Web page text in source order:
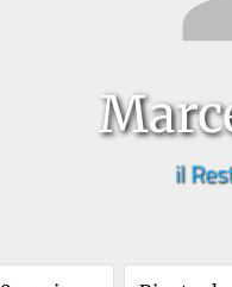
il